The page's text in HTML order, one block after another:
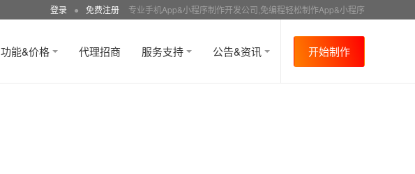
登录 ● 免费注册 专业手机App&小程序制作开发公司,免编程轻松制作App&小程序
功能&价格 代理招商 服务支持 公告&资讯 开始制作